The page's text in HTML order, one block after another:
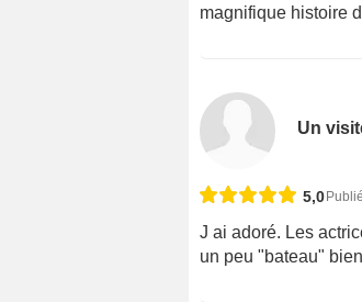
magnifique histoire
Un
5,0
J ai adoré. Les
un peu "bateau"